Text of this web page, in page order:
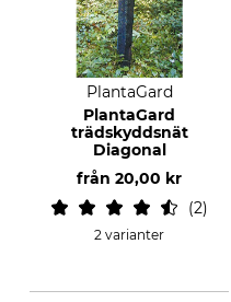
PlantaGard
PlantaGard
trädskyddsnät
Diagonal
från 20,00 kr
2
2 varianter